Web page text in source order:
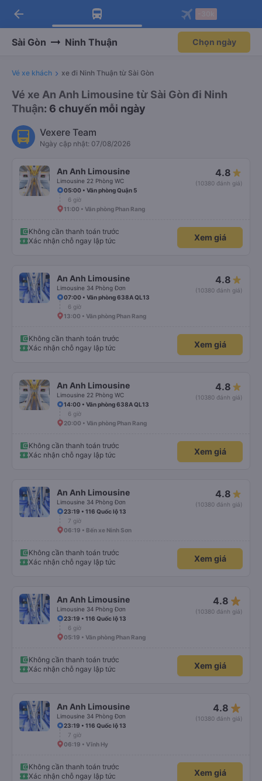
Tải app Vexere ngay!
Nhận ưu đãi thành viên độc
Mở app
Tải app Vexere
-30k/ghế khi đặt vé máy bay qua
Mở app
arrow_back
Sài Gòn Ninh Thuận Chọn ngày
Vé xe khách xe đi Ninh Thuận từ Sài Gòn
Vé xe An Anh Limousine từ Sài Gòn đi Ninh
Thuận: 6 chuyến mỗi ngày
Vexere Team
Ngày cập nhật: 07/08/2026
An Anh Limousine
Limousine 22 Phòng WC
4.8
(10380 đánh giá)
05:00 • Văn phòng Quận 5
6 giờ
11:00 • Văn phòng Phan Rang
Không cần thanh toán trước
Xác nhận chỗ ngay lập tức
Xem giá
An Anh Limousine
Limousine 34 Phòng Đơn
4.8
(10380 đánh giá)
07:00 • Văn phòng 638A QL13
6 giờ
13:00 • Văn phòng Phan Rang
Không cần thanh toán trước
Xác nhận chỗ ngay lập tức
Xem giá
An Anh Limousine
Limousine 22 Phòng WC
4.8
(10380 đánh giá)
14:00 • Văn phòng 638A QL13
6 giờ
20:00 • Văn phòng Phan Rang
Không cần thanh toán trước
Xác nhận chỗ ngay lập tức
Xem giá
An Anh Limousine
Limousine 34 Phòng Đơn
4.8
(10380 đánh giá)
23:19 • 116 Quốc lộ 13
7 giờ
06:19 • Bến xe Ninh Sơn
Không cần thanh toán trước
Xác nhận chỗ ngay lập tức
Xem giá
An Anh Limousine
Limousine 34 Phòng Đơn
4.8 star_rate
(10380 đánh giá)
23:19 • 116 Quốc lộ 13
6 giờ
05:19 • Văn phòng Phan Rang
Không cần thanh toán trước
Xác nhận chỗ ngay lập tức
Xem giá
An Anh Limousine
Limousine 34 Phòng Đơn
4.8 star_rate
(10380 đánh giá)
23:19 • 116 Quốc lộ 13
7 giờ
06:19 • Vĩnh Hy
Không cần thanh toán trước
Xác nhận chỗ ngay lập tức
Xem giá